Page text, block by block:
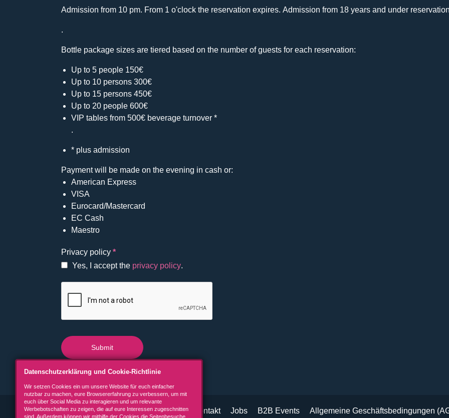
Admission from 10 pm. From 1 o'clock the reservation expires. Admission from 18 years and under
.
Bottle package sizes are tiered based on the number of guests for each reservation:
Up to 5 people 150€
Up to 10 persons 300€
Up to 15 persons 450€
Up to 20 people 600€
VIP tables from 500€ beverage turnover *
.
* plus admission
Payment will be made on the evening in cash or:
American Express
VISA
Eurocard/Mastercard
EC Cash
Maestro
Privacy policy *
Yes, I accept the privacy policy.
Submit
Lost & Found Reservierung Kontakt Jobs B2B Events Allgemeine Geschäftsbedingungen
Datenschutzerklärung und Cookie-Richtlinie
Wir setzen Cookies ein um unsere Website für euch einfacher
nutzbar zu machen, eure Browsererfahrung zu verbessern, um mit
euch über Social Media zu interagieren und um relevante
Werbebotschaften zu zeigen, die auf eure Interessen zugeschnitten
sind. Außerdem können wir mithilfe der Cookies die Seitenbesuche